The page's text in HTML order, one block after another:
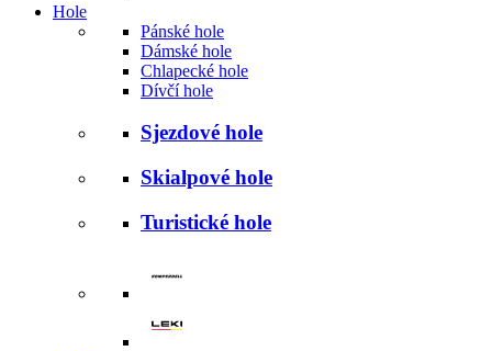
Hole
Pánské hole
Dámské hole
Chlapecké hole
Dívčí hole
Sjezdové hole
Skialpové hole
Turistické hole